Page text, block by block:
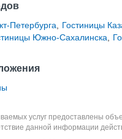
Петербурга
Гостиницы
Южно-Сахалинска
услуг предоставлены
данной информации